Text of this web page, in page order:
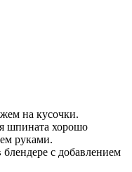
на кусочки.
шпината хорошо
руками.
с добавлением